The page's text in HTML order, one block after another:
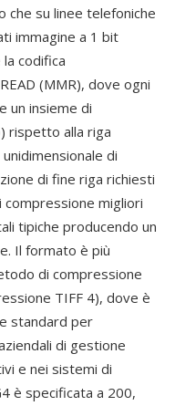
su linee telefoniche
immagine a 1 bit
codifica
(MMR), dove ogni
un insieme di
rispetto alla riga
di
di fine riga richiesti
migliori
tipiche producendo un
Il formato è più
di compressione
TIFF 4), dove è
standard per
di gestione
e nei sistemi di
è specificata a 200,